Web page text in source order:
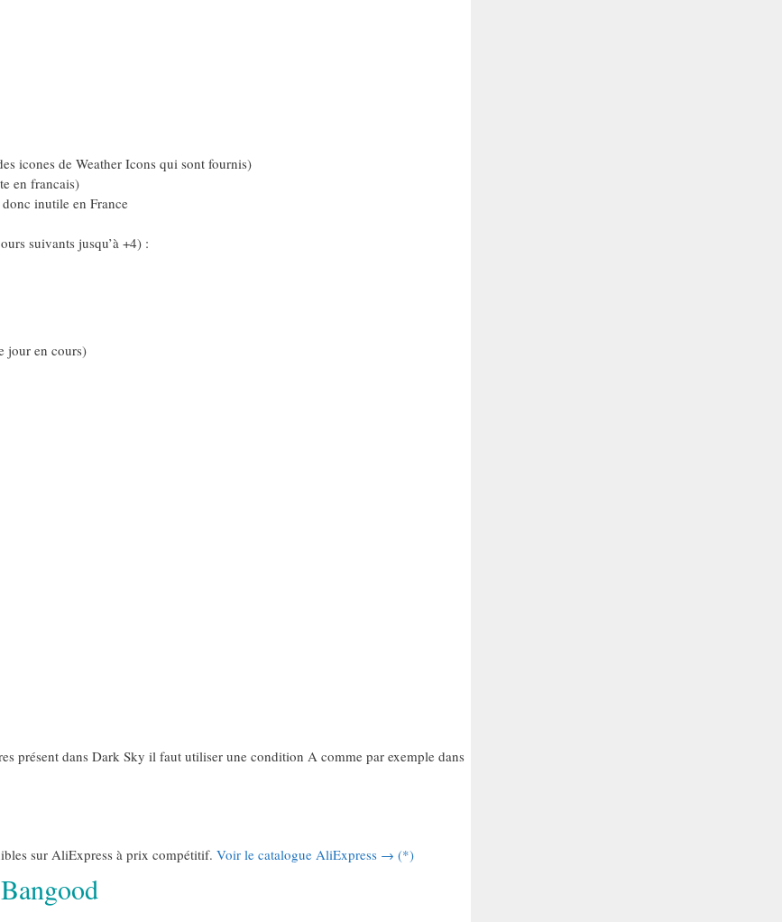
icones de Weather Icons qui sont fournis)
en francais)
inutile en France
suivants jusqu’à +4) :
jour en cours)
présent dans Dark Sky il faut utiliser une condition A comme par exemple dans
sur AliExpress à prix compétitif. Voir le catalogue AliExpress → (*)